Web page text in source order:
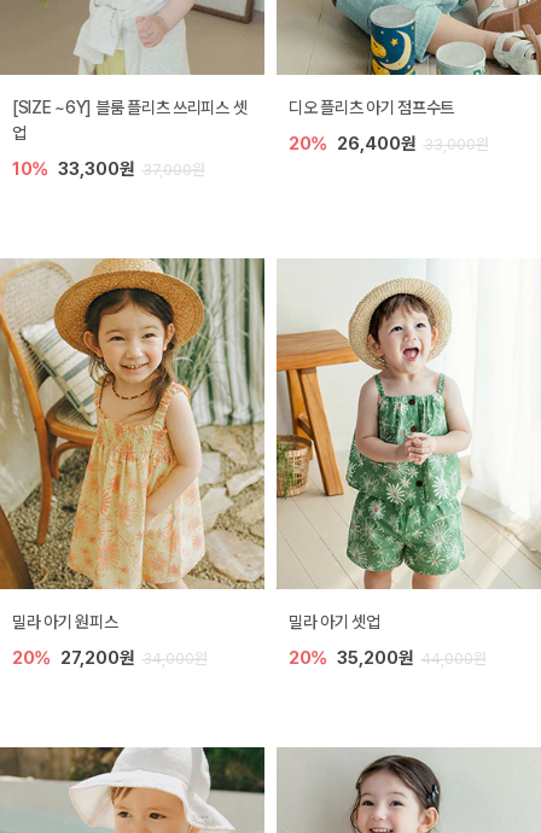
[SIZE ~6Y] 블룸 플리츠 쓰리피스 셋
업
10% 33,300원 37,000원
디오 플리츠 아기 점프수트
20% 26,400원 33,000원
밀라 아기 원피스
20% 27,200원 34,000원
밀라 아기 셋업
20% 35,200원 44,000원